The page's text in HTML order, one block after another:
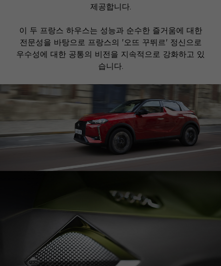
제공합니다.
이 두 프랑스 하우스는 성능과 순수한 즐거움에 대한
전문성을 바탕으로 프랑스의 '오뜨 꾸뛰르' 정신으로
우수성에 대한 공통의 비전을 지속적으로 강화하고 있
습니다.
Focal의 음향 시그니처와 혁신적인 기술을 통해 스텔
란티스 그룹의 소중한 파트너가 되었습니다.